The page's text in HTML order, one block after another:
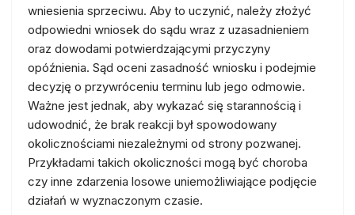
wniesienia sprzeciwu. Aby to uczynić, należy złożyć
odpowiedni wniosek do sądu wraz z uzasadnieniem
oraz dowodami potwierdzającymi przyczyny
opóźnienia. Sąd oceni zasadność wniosku i podejmie
decyzję o przywróceniu terminu lub jego odmowie.
Ważne jest jednak, aby wykazać się starannością i
udowodnić, że brak reakcji był spowodowany
okolicznościami niezależnymi od strony pozwanej.
Przykładami takich okoliczności mogą być choroba
czy inne zdarzenia losowe uniemożliwiające podjęcie
działań w wyznaczonym czasie.